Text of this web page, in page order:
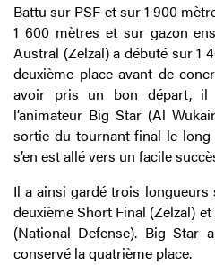
Battu sur PSF et sur 1 900
1 600 mètres et sur gazon
Austral (Zelzal) a débuté sur 1
deuxième place avant de
avoir pris un bon départ, il
l’animateur Big Star (Al
sortie du tournant final le
s’en est allé vers un facile
Il a ainsi gardé trois
deuxième Short Final (Zelzal)
(National Defense). Big
conservé la quatrième place.